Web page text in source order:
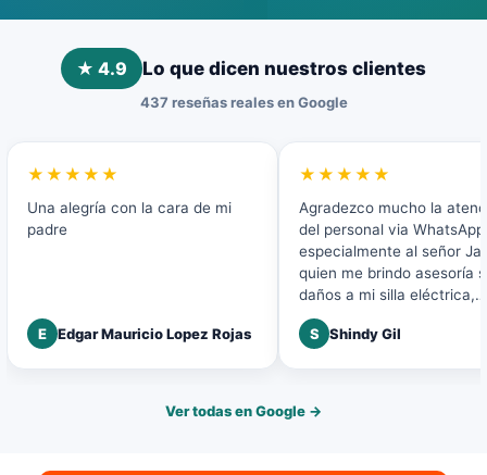
★ 4.9 Lo que dicen nuestros clientes
437 reseñas reales en Google
★★★★★
Una alegría con la cara de mi
padre
E Edgar Mauricio Lopez Rojas
★★★★★
Agradezco mucho la
del personal via
especialmente al señor
quien me brindo asesoría
daños a mi silla eléctrica,
agradezco la buena
disposición a mi solicitud.
S Shindy Gil
Ver todas en Google →